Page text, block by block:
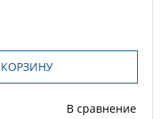
В сравнение